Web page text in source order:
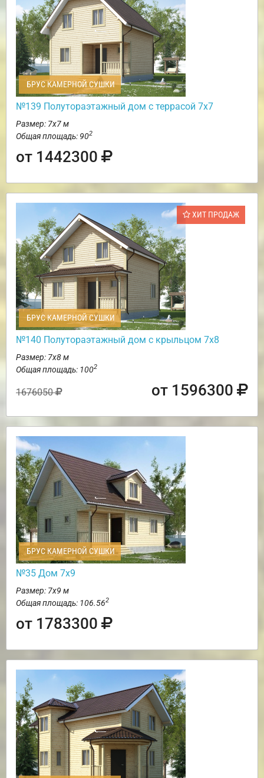
БРУС КАМЕРНОЙ СУШКИ
№139 Полутораэтажный дом с террасой 7х7
Размер: 7х7 м
Общая площадь: 902
от 1442300
ХИТ ПРОДАЖ
БРУС КАМЕРНОЙ СУШКИ
№140 Полутораэтажный дом с крыльцом 7х8
Размер: 7х8 м
Общая площадь: 1002
1676050 от 1596300
БРУС КАМЕРНОЙ СУШКИ
№35 Дом 7х9
Размер: 7х9 м
Общая площадь: 106.562
от 1783300